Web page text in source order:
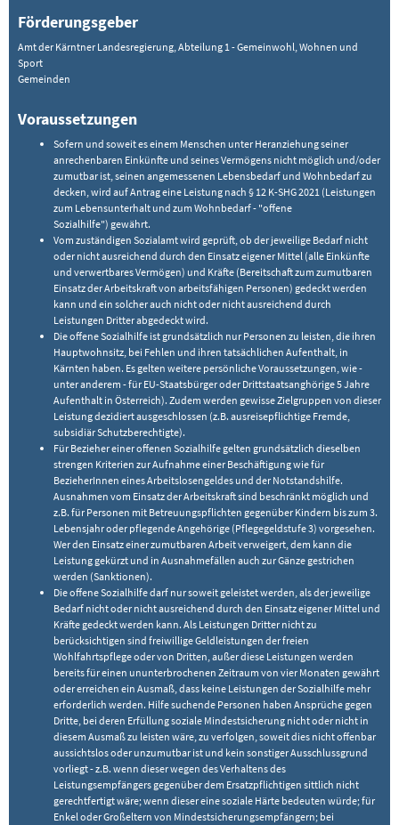
Förderungsgeber
Amt der Kärntner Landesregierung, Abteilung 1 - Gemeinwohl, Wohnen und
Sport
Gemeinden
Voraussetzungen
Sofern und soweit es einem Menschen unter Heranziehung seiner
anrechenbaren Einkünfte und seines Vermögens nicht möglich und/oder
zumutbar ist, seinen angemessenen Lebensbedarf und Wohnbedarf zu
decken, wird auf Antrag eine Leistung nach § 12 K-SHG 2021 (Leistungen
zum Lebensunterhalt und zum Wohnbedarf - "offene
Sozialhilfe") gewährt.
Vom zuständigen Sozialamt wird geprüft, ob der jeweilige Bedarf nicht
oder nicht ausreichend durch den Einsatz eigener Mittel (alle Einkünfte
und verwertbares Vermögen) und Kräfte (Bereitschaft zum zumutbaren
Einsatz der Arbeitskraft von arbeitsfähigen Personen) gedeckt werden
kann und ein solcher auch nicht oder nicht ausreichend durch
Leistungen Dritter abgedeckt wird.
Die offene Sozialhilfe ist grundsätzlich nur Personen zu leisten, die ihren
Hauptwohnsitz, bei Fehlen und ihren tatsächlichen Aufenthalt, in
Kärnten haben. Es gelten weitere persönliche Voraussetzungen, wie -
unter anderem - für EU-Staatsbürger oder Drittstaatsanghörige 5 Jahre
Aufenthalt in Österreich). Zudem werden gewisse Zielgruppen von dieser
Leistung dezidiert ausgeschlossen (z.B. ausreisepflichtige Fremde,
subsidiär Schutzberechtigte).
Für Bezieher einer offenen Sozialhilfe gelten grundsätzlich dieselben
strengen Kriterien zur Aufnahme einer Beschäftigung wie für
BezieherInnen eines Arbeitslosengeldes und der Notstandshilfe.
Ausnahmen vom Einsatz der Arbeitskraft sind beschränkt möglich und
z.B. für Personen mit Betreuungspflichten gegenüber Kindern bis zum 3.
Lebensjahr oder pflegende Angehörige (Pflegegeldstufe 3) vorgesehen.
Wer den Einsatz einer zumutbaren Arbeit verweigert, dem kann die
Leistung gekürzt und in Ausnahmefällen auch zur Gänze gestrichen
werden (Sanktionen).
Die offene Sozialhilfe darf nur soweit geleistet werden, als der jeweilige
Bedarf nicht oder nicht ausreichend durch den Einsatz eigener Mittel und
Kräfte gedeckt werden kann. Als Leistungen Dritter nicht zu
berücksichtigen sind freiwillige Geldleistungen der freien
Wohlfahrtspflege oder von Dritten, außer diese Leistungen werden
bereits für einen ununterbrochenen Zeitraum von vier Monaten gewährt
oder erreichen ein Ausmaß, dass keine Leistungen der Sozialhilfe mehr
erforderlich werden. Hilfe suchende Personen haben Ansprüche gegen
Dritte, bei deren Erfüllung soziale Mindestsicherung nicht oder nicht in
diesem Ausmaß zu leisten wäre, zu verfolgen, soweit dies nicht offenbar
aussichtslos oder unzumutbar ist und kein sonstiger Ausschlussgrund
vorliegt - z.B. wenn dieser wegen des Verhaltens des
Leistungsempfängers gegenüber dem Ersatzpflichtigen sittlich nicht
gerechtfertigt wäre; wenn dieser eine soziale Härte bedeuten würde; für
Enkel oder Großeltern von Mindestsicherungsempfängern; bei